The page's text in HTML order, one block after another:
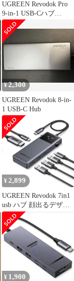
UGREEN Revodok Pro
9-in-1 USB-Cハブ
10Gbpsデータ転送対応
4K HDMI・ギガビット
LAN・PD100W・SD/TF
カードリーダー搭載
MacBook/iPad/Surfaceな
ど対応ｍａ
¥2,300
UGREEN Revodok 8-in-
1 USB-C Hub
¥ 2,899
UGREEN Revodok 7in1
usb ハブ 顔出るデザイ
ン 75g軽量
¥ 1,900